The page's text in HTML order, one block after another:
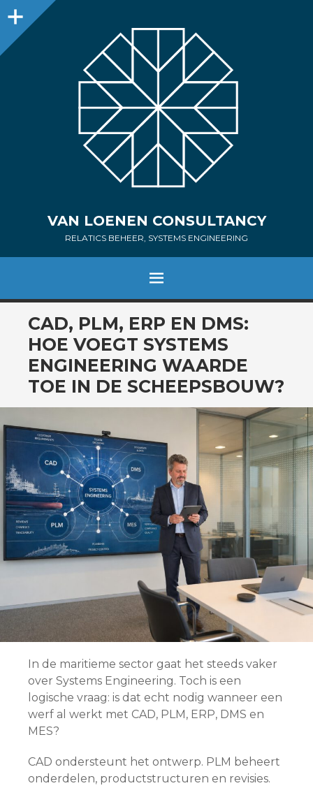
Sidebar
VAN LOENEN CONSULTANCY
RELATICS BEHEER, SYSTEMS ENGINEERING
MENU
SPRING
NAAR
INHOUD
CAD, PLM, ERP EN DMS:
HOE VOEGT SYSTEMS
ENGINEERING WAARDE
TOE IN DE SCHEEPSBOUW?
In de maritieme sector gaat het steeds vaker
over Systems Engineering. Toch is een
logische vraag: is dat echt nodig wanneer een
werf al werkt met CAD, PLM, ERP, DMS en
MES?
CAD ondersteunt het ontwerp. PLM beheert
onderdelen, productstructuren en revisies.